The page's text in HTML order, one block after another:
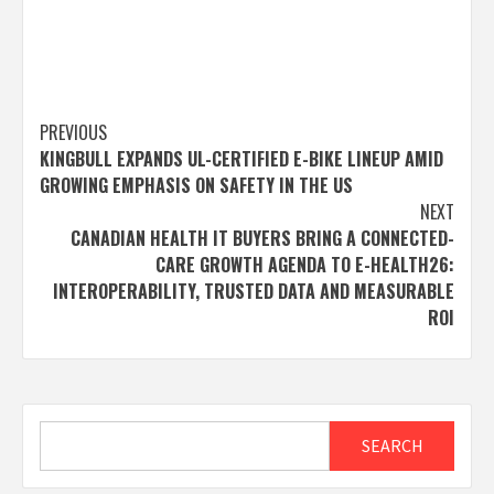
Post
navigation
PREVIOUS
KINGBULL EXPANDS UL-CERTIFIED E-BIKE LINEUP AMID
GROWING EMPHASIS ON SAFETY IN THE US
NEXT
CANADIAN HEALTH IT BUYERS BRING A CONNECTED-
CARE GROWTH AGENDA TO E-HEALTH26:
INTEROPERABILITY, TRUSTED DATA AND MEASURABLE
ROI
SEARCH